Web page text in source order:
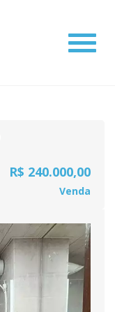
#
R$ 240.000,00
Venda